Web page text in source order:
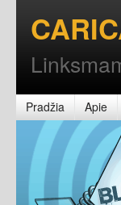
Pradžia Apie